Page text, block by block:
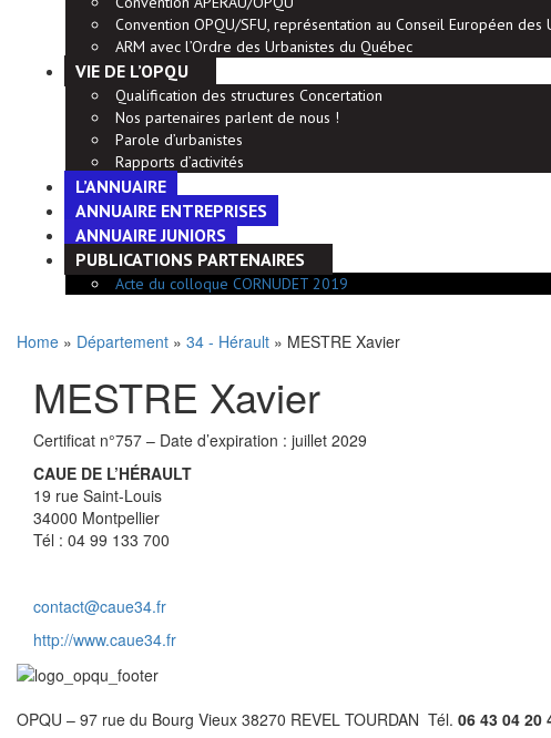
Convention OPQU/SFU, représentation au Conseil Européen des
ARM avec l’Ordre des Urbanistes du Québec
VIE DE L’OPQU
Qualification des structures Concertation
Nos partenaires parlent de nous !
Parole d’urbanistes
Rapports d’activités
L’ANNUAIRE
ANNUAIRE ENTREPRISES
ANNUAIRE JUNIORS
PUBLICATIONS PARTENAIRES
Acte du colloque CORNUDET 2019
Home » Département » 34 - Hérault » MESTRE Xavier
MESTRE Xavier
Certificat n°757 – Date d’expiration : juillet 2029
CAUE DE L’HÉRAULT
19 rue Saint-Louis
34000 Montpellier
Tél : 04 99 133 700
contact@caue34.fr
http://www.caue34.fr
OPQU – 97 rue du Bourg Vieux 38270 REVEL TOURDAN Tél. 06 43 04 20